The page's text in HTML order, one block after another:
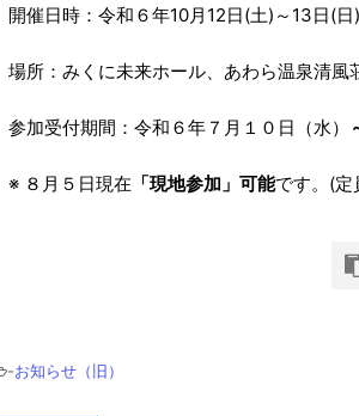
開催日時：令和６年10月12日(土)～13日(
場所：みくに未来ホール、あわら温泉清風
参加受付期間：令和６年７月１０日（水）
※ ８月５日現在 「現地参加」可能です。(
-お知らせ（旧）